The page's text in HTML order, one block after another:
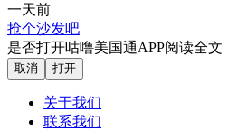
一天前
抢个沙发吧
是否打开咕噜美国通APP阅读全文
取消 打开
关于我们
联系我们